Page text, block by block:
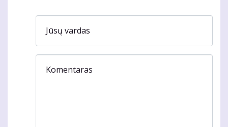
Jūsų vardas
Komentaras